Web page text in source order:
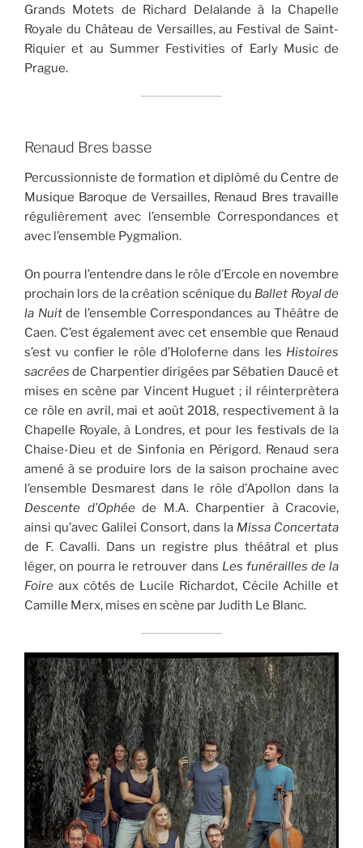
Grands Motets de Richard Delalande à la Chapelle
Royale du Château de Versailles, au Festival de Saint-
Riquier et au Summer Festivities of Early Music de
Prague.
Renaud Bres basse
Percussionniste de formation et diplômé du Centre de
Musique Baroque de Versailles, Renaud Bres travaille
régulièrement avec l’ensemble Correspondances et
avec l’ensemble Pygmalion.
On pourra l’entendre dans le rôle d’Ercole en novembre
prochain lors de la création scénique du Ballet Royal de
la Nuitde l’ensemble Correspondances au Théâtre de
Caen. C’est également avec cet ensemble que Renaud
s’est vu confier le rôle d’Holoferne dans les Histoires
sacrées de Charpentier dirigées par Sébatien Daucé et
mises en scène par Vincent Huguet ; il réinterprètera
ce rôle en avril, mai et août 2018, respectivement à la
Chapelle Royale, à Londres, et pour les festivals de la
Chaise-Dieu et de Sinfonia en Périgord. Renaud sera
amené à se produire lors de la saison prochaine avec
l’ensemble Desmarest dans le rôle d’Apollon dans la
Descente d’Ophéede M.A. Charpentier à Cracovie,
ainsi qu’avec Galilei Consort, dans la Missa Concertata
de F. Cavalli. Dans un registre plus théâtral et plus
léger, on pourra le retrouver dans Les funérailles de la
Foire aux côtés de Lucile Richardot, Cécile Achille et
Camille Merx, mises en scène par Judith Le Blanc.